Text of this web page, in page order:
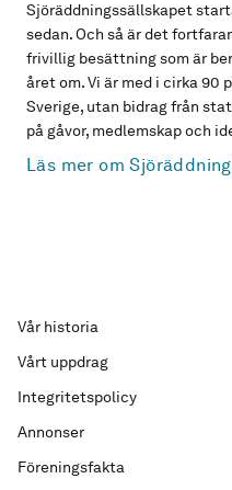
Sjöräddningssällskapet
sedan. Och så är det
frivillig besättning som är
året om. Vi är med i cirka 90
Sverige, utan bidrag från
på gåvor, medlemskap och
Läs mer om
Vår historia
Vårt uppdrag
Integritetspolicy
Annonser
Föreningsfakta